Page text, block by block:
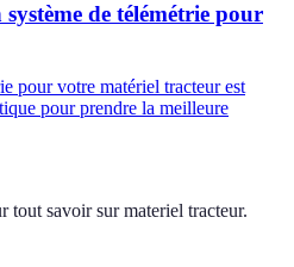
de télémétrie pour
pour votre matériel tracteur est
pour prendre la meilleure
tout savoir sur materiel tracteur.